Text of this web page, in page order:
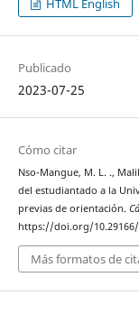
HTML English
Publicado
2023-07-25
Cómo citar
Nso-Mangue, M. L. .,
del estudiantado a la
previas de orientación.
https://doi.org/10.29166/
Más formatos de